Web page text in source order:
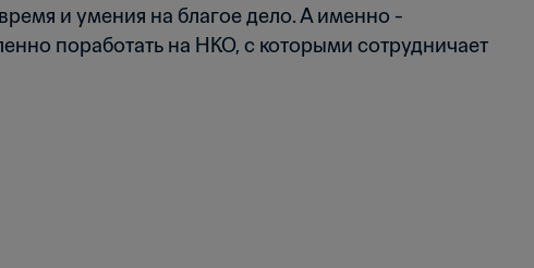
и умения на благое дело. А именно -
поработать на НКО, с которыми сотрудничает